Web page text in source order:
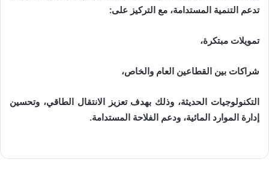
تدعم التنمية المستدامة، مع التركيز على:
تمويلات مبتكرة،
شراكات بين القطاعين العام والخاص،
التكنولوجيات الحديثة، وذلك بهدف تعزيز الانتقال الطاقي، وتحسين
إدارة الموارد المائية، ودعم الفلاحة المستدامة.